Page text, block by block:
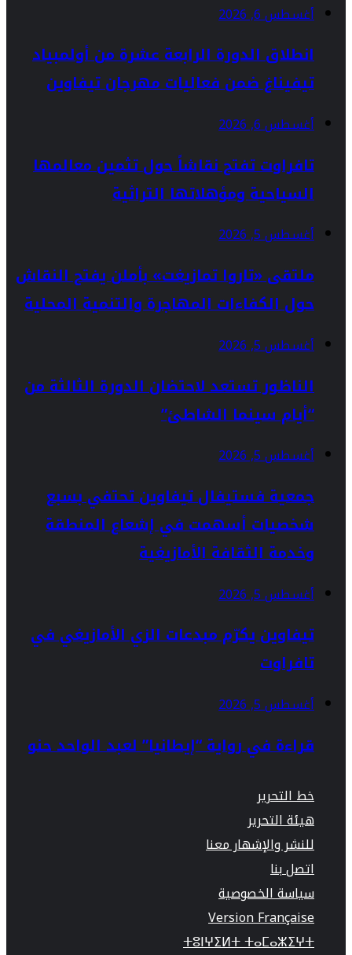
أغسطس 6, 2026
انطلاق الدورة الرابعة عشرة من أولمبياد
تيفيناغ ضمن فعاليات مهرجان تيفاوين
أغسطس 6, 2026
تافراوت تفتح نقاشاً حول تثمين معالمها
السياحية ومؤهلاتها التراثية
أغسطس 5, 2026
ملتقى «تاروا تمازيغت» بأملن يفتح النقاش
حول الكفاءات المهاجرة والتنمية المحلية
أغسطس 5, 2026
الناظور تستعد لاحتضان الدورة الثالثة من
“أيام سينما الشاطئ”
أغسطس 5, 2026
جمعية فستيفال تيفاوين تحتفي بسبع
شخصيات أسهمت في إشعاع المنطقة
وخدمة الثقافة الأمازيغية
أغسطس 5, 2026
تيفاوين يكرّم مبدعات الزي الأمازيغي في
تافراوت
أغسطس 5, 2026
قراءة في رواية “إيطانيا” لعبد الواحد حنو
خط التحرير
هيئة التحرير
للنشر والإشهار معنا
اتصل بنا
سياسة الخصوصية
Version Française
ⵜⵓⵏⵖⵉⵍⵜ ⵜⴰⵎⴰⵣⵉⵖⵜ